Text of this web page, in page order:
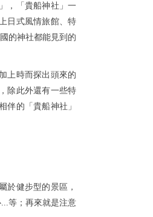
，「貴船神社」一
日式風情旅館、特
的神社都能見到的
上時而探出頭來的
除此外還有一些特
的「貴船神社」
於健步型的景區，
等；再來就是注意